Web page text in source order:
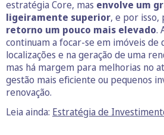
estratégia Core, mas envolve um
ligeiramente superior, e por isso,
retorno um pouco mais elevado.
continuam a focar-se em imóveis de
localizações e na geração de uma
mas há margem para melhorias no
gestão mais eficiente ou pequenos
renovação.
Leia ainda: Estratégia de